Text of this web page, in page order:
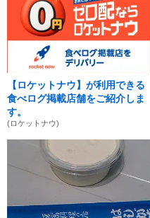
【ロケットナウ】が利用できる
食べログ掲載店舗をご紹介しま
す。
(ロケットナウ)